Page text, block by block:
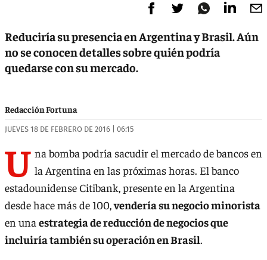
Reduciría su presencia en Argentina y Brasil. Aún
no se conocen detalles sobre quién podría
quedarse con su mercado.
Redacción Fortuna
JUEVES 18 DE FEBRERO DE 2016 | 06:15
U na bomba podría sacudir el mercado de bancos en
la Argentina en las próximas horas. El banco
estadounidense Citibank, presente en la Argentina
desde hace más de 100,vendería su negocio minorista
en una estrategia de reducción de negocios que
incluiría también su operación en Brasil.